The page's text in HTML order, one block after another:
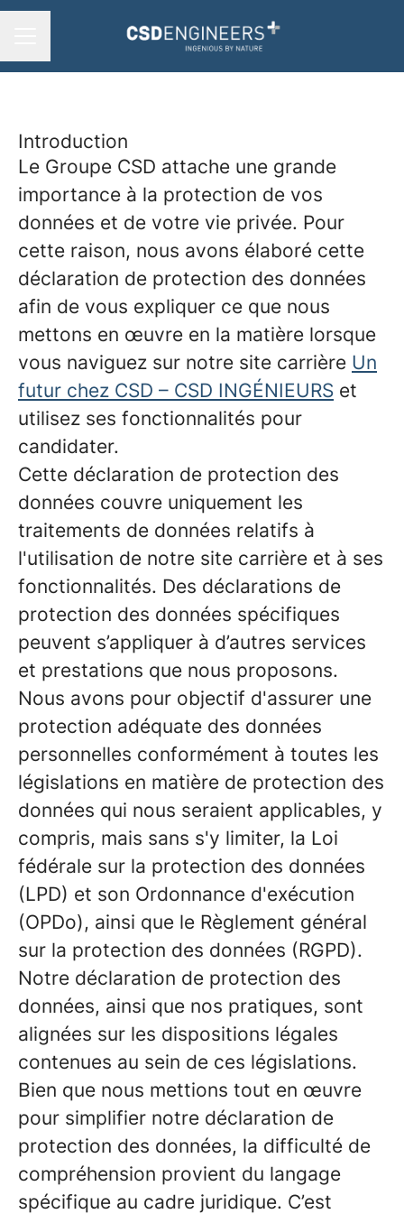
Introduction
Le Groupe CSD attache une grande
importance à la protection de vos
données et de votre vie privée. Pour
cette raison, nous avons élaboré cette
déclaration de protection des données
afin de vous expliquer ce que nous
mettons en œuvre en la matière lorsque
vous naviguez sur notre site carrière Un
futur chez CSD – CSD INGÉNIEURS et
utilisez ses fonctionnalités pour
candidater.
Cette déclaration de protection des
données couvre uniquement les
traitements de données relatifs à
l'utilisation de notre site carrière et à ses
fonctionnalités. Des déclarations de
protection des données spécifiques
peuvent s’appliquer à d’autres services
et prestations que nous proposons.
Nous avons pour objectif d'assurer une
protection adéquate des données
personnelles conformément à toutes les
législations en matière de protection des
données qui nous seraient applicables, y
compris, mais sans s'y limiter, la Loi
fédérale sur la protection des données
(LPD) et son Ordonnance d'exécution
(OPDo), ainsi que le Règlement général
sur la protection des données (RGPD).
Notre déclaration de protection des
données, ainsi que nos pratiques, sont
alignées sur les dispositions légales
contenues au sein de ces législations.
Bien que nous mettions tout en œuvre
pour simplifier notre déclaration de
protection des données, la difficulté de
compréhension provient du langage
spécifique au cadre juridique. C’est